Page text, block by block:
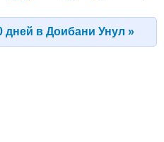
дней в Доибани Унул »